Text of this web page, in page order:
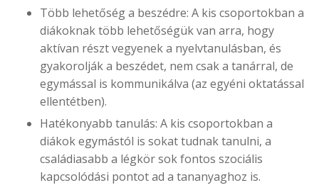
Több lehetőség a beszédre: A kis csoportokban a
diákoknak több lehetőségük van arra, hogy
aktívan részt vegyenek a nyelvtanulásban, és
gyakorolják a beszédet, nem csak a tanárral, de
egymással is kommunikálva (az egyéni oktatással
ellentétben).
Hatékonyabb tanulás: A kis csoportokban a
diákok egymástól is sokat tudnak tanulni, a
családiasabb a légkör sok fontos szociális
kapcsolódási pontot ad a tananyaghoz is.